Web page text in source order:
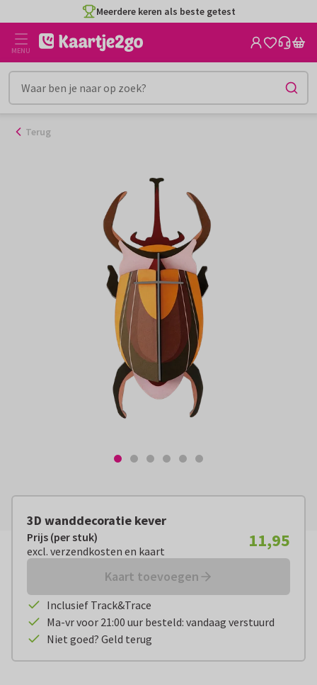
naar
inhoud
Meerdere keren als beste getest
MENU
Terug
3D wanddecoratie kever
Prijs (per stuk): excl. verzendkosten en kaart
Prijs (per stuk)
excl. verzendkosten en kaart
11,95
Kaart toevoegen
Inclusief Track&Trace
Ma-vr voor 21:00 uur besteld: vandaag verstuurd
Niet goed? Geld terug